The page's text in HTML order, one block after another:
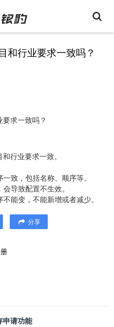
和行业要求一致吗？
求一致吗？
行业要求一致。
致，包括名称、顺序等。
导致配置不生效。
能变，不能新增或者减少。
分享
申请功能